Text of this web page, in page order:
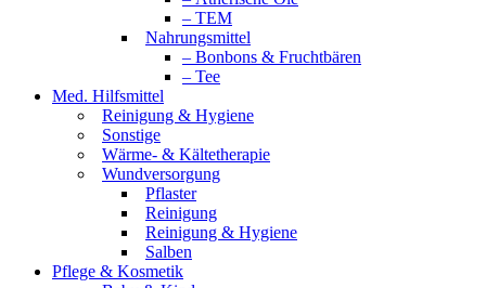
– TEM
Nahrungsmittel
– Bonbons & Fruchtbären
– Tee
Med. Hilfsmittel
Reinigung & Hygiene
Sonstige
Wärme- & Kältetherapie
Wundversorgung
Pflaster
Reinigung
Reinigung & Hygiene
Salben
Pflege & Kosmetik